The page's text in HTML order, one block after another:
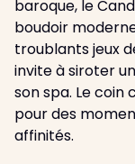
baroque, le
boudoir
troublants jeux
invite à siroter
son spa. Le coin
pour des
affinités.